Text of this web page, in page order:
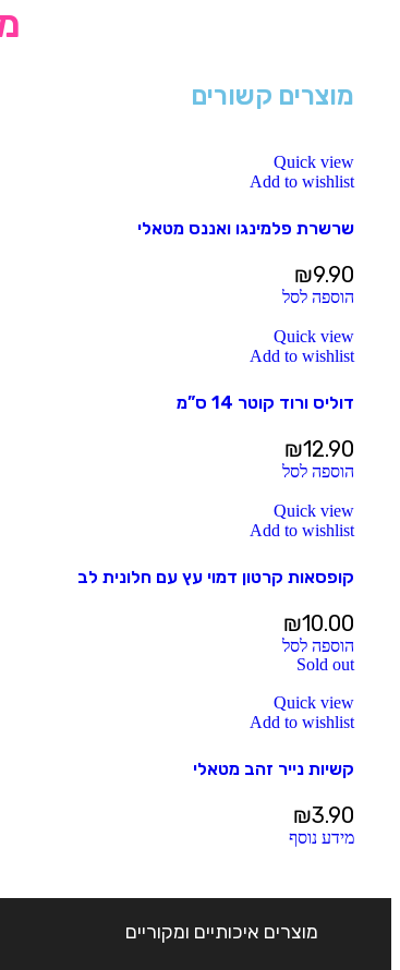
מוצרים קשורים
Quick view
Add to wishlist
שרשרת פלמינגו ואננס מטאלי
₪9.90
הוספה לסל
Quick view
Add to wishlist
דוליס ורוד קוטר 14 ס”מ
₪12.90
הוספה לסל
Quick view
Add to wishlist
קופסאות קרטון דמוי עץ עם חלונית לב
₪10.00
הוספה לסל
Sold out
Quick view
Add to wishlist
קשיות נייר זהב מטאלי
₪3.90
מידע נוסף
מוצרים איכותיים ומקוריים